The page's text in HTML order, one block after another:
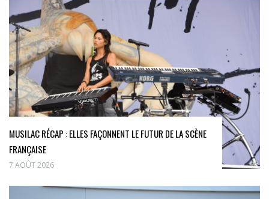
MUSILAC RÉCAP : ELLES FAÇONNENT LE FUTUR DE LA SCÈNE
FRANÇAISE
7 AOÛT 2026